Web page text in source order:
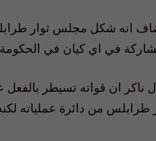
انه شكل مجلس ثوار
في اي كيان في الحكومة
طرابلس من دائرة عملياته